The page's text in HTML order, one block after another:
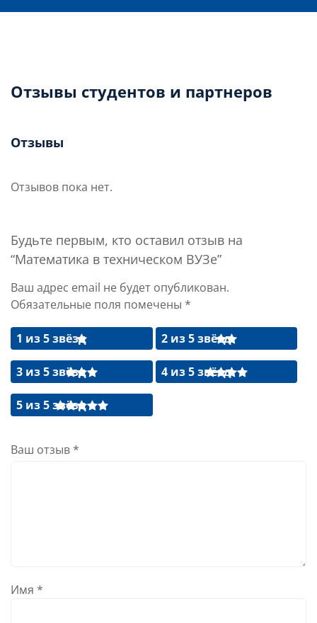
Отзывы студентов и партнеров
Отзывы
Отзывов пока нет.
Будьте первым, кто оставил отзыв на
“Математика в техническом ВУЗе”
Ваш адрес email не будет опубликован.
Обязательные поля помечены *
1 из 5 звёзд 2 из 5 звёзд
3 из 5 звёзд 4 из 5 звёзд
5 из 5 звёзд
Ваш отзыв *
Имя *